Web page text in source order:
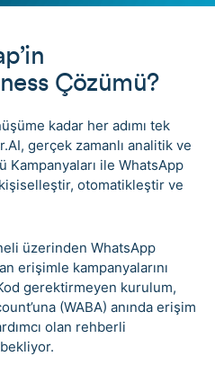
Çözümü?
kadar her adımı tek
gerçek zamanlı analitik ve
Kampanyaları ile WhatsApp
otomatikleştir ve
üzerinden WhatsApp
erişimle kampanyalarını
gerektirmeyen kurulum,
(WABA) anında erişim
olan rehberli